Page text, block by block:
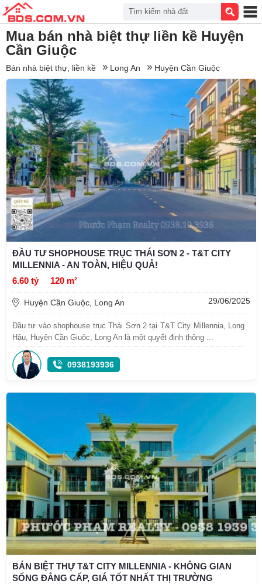
Mua bán nhà biệt thự liền kề Huyện
Cần Giuộc
Bán nhà biệt thự, liền kề Long An Huyện Cần Giuộc
ĐẦU TƯ SHOPHOUSE TRỤC THÁI SƠN 2 - T&T CITY
MILLENNIA - AN TOÀN, HIỆU QUẢ!
6.60 tỷ
120 m²
Huyện Cần Giuộc, Long An 29/06/2025
Đầu tư vào shophouse trục Thái Sơn 2 tại T&T City Millennia, Long
Hậu, Huyện Cần Giuộc, Long An là một quyết định thông ...
0938193936
BÁN BIỆT THỰ T&T CITY MILLENNIA - KHÔNG GIAN
SỐNG ĐẲNG CẤP, GIÁ TỐT NHẤT THỊ TRƯỜNG
Tìm kiếm nhà đất